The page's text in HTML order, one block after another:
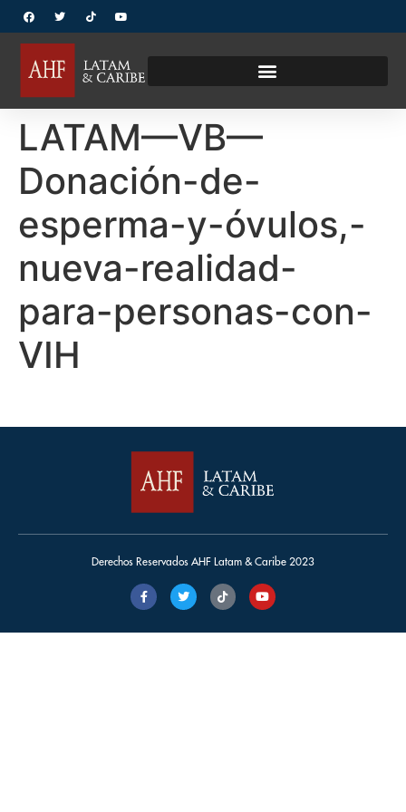
LATAM—VB—
Donación-de-
esperma-y-óvulos,-
nueva-realidad-
para-personas-con-
VIH
Derechos Reservados AHF Latam & Caribe 2023